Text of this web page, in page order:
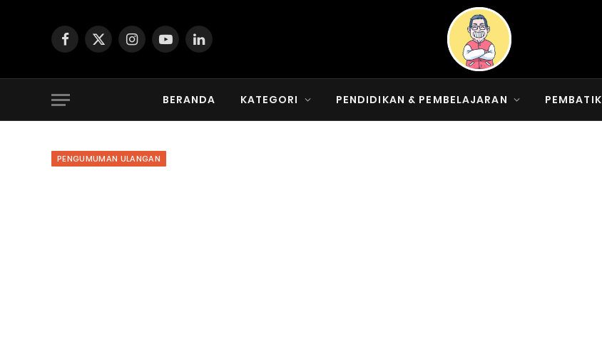
Facebook
X
InstagramYouTubeLinkedIn
BERANDA KATEGORI PENDIDIKAN & PEMBELAJARAN PEMBATIK
PENGUMUMAN ULANGAN